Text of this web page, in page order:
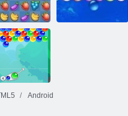
meistrid
VIIRA
Android